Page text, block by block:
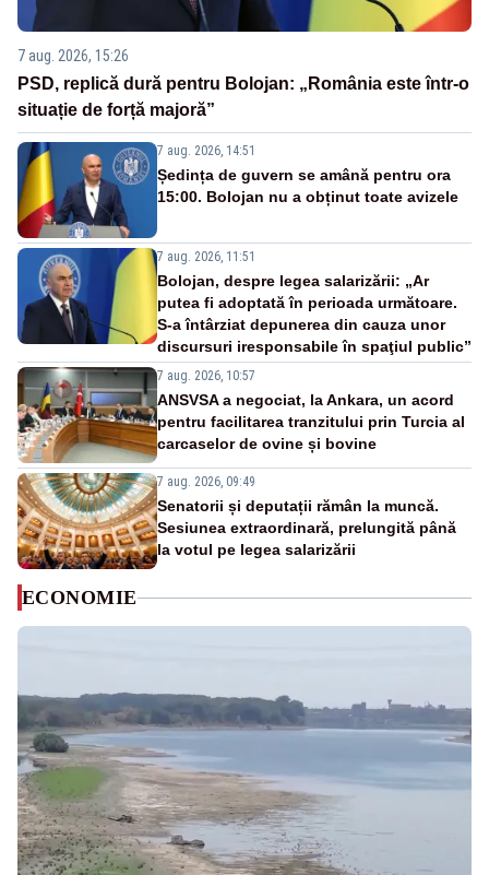
7 aug. 2026, 15:26
PSD, replică dură pentru Bolojan: „România este într-o
situație de forță majoră”
7 aug. 2026, 14:51
Ședința de guvern se amână pentru ora
15:00. Bolojan nu a obținut toate avizele
7 aug. 2026, 11:51
Bolojan, despre legea salarizării: „Ar
putea fi adoptată în perioada următoare.
S-a întârziat depunerea din cauza unor
discursuri iresponsabile în spaţiul public”
7 aug. 2026, 10:57
ANSVSA a negociat, la Ankara, un acord
pentru facilitarea tranzitului prin Turcia al
carcaselor de ovine și bovine
7 aug. 2026, 09:49
Senatorii și deputații rămân la muncă.
Sesiunea extraordinară, prelungită până
la votul pe legea salarizării
ECONOMIE